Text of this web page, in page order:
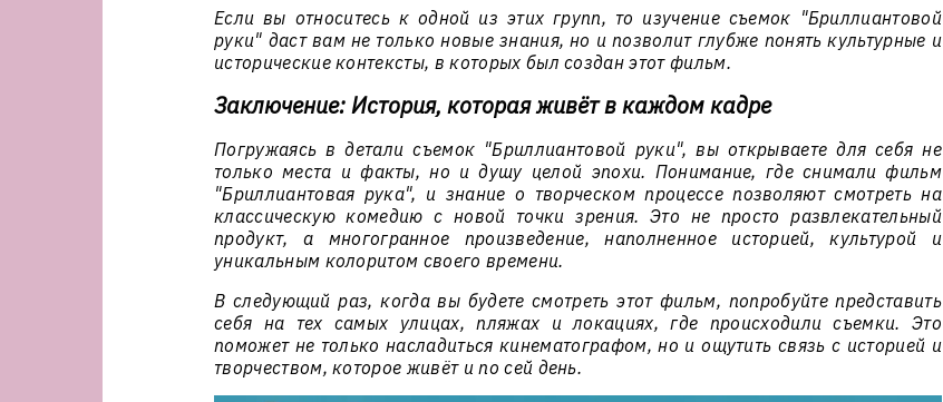
Если вы относитесь к одной из этих групп, то изучение съемок "Бриллиантовой
руки" даст вам не только новые знания, но и позволит глубже понять культурные и
исторические контексты, в которых был создан этот фильм.
Заключение: История, которая живёт в каждом кадре
Погружаясь в детали съемок "Бриллиантовой руки", вы открываете для себя не
только места и факты, но и душу целой эпохи. Понимание, где снимали фильм
"Бриллиантовая рука", и знание о творческом процессе позволяют смотреть на
классическую комедию с новой точки зрения. Это не просто развлекательный
продукт, а многогранное произведение, наполненное историей, культурой и
уникальным колоритом своего времени.
В следующий раз, когда вы будете смотреть этот фильм, попробуйте представить
себя на тех самых улицах, пляжах и локациях, где происходили съемки. Это
поможет не только насладиться кинематографом, но и ощутить связь с историей и
творчеством, которое живёт и по сей день.